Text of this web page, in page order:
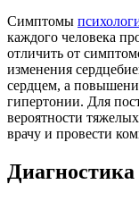
Симптомы
каждого человека
отличить от
изменения
сердцем, а
гипертонии. Для
вероятности
врачу и провести